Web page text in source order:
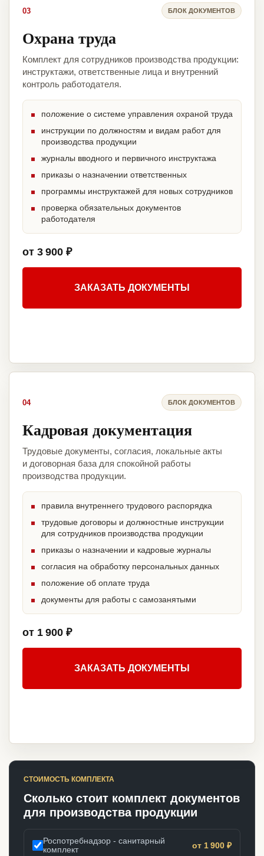
03 БЛОК ДОКУМЕНТОВ
Охрана труда
Комплект для сотрудников производства продукции:
инструктажи, ответственные лица и внутренний
контроль работодателя.
положение о системе управления охраной труда
инструкции по должностям и видам работ для
производства продукции
журналы вводного и первичного инструктажа
приказы о назначении ответственных
программы инструктажей для новых сотрудников
проверка обязательных документов
работодателя
от 3 900 ₽
ЗАКАЗАТЬ ДОКУМЕНТЫ
04 БЛОК ДОКУМЕНТОВ
Кадровая документация
Трудовые документы, согласия, локальные акты
и договорная база для спокойной работы
производства продукции.
правила внутреннего трудового распорядка
трудовые договоры и должностные инструкции
для сотрудников производства продукции
приказы о назначении и кадровые журналы
согласия на обработку персональных данных
положение об оплате труда
документы для работы с самозанятыми
от 1 900 ₽
ЗАКАЗАТЬ ДОКУМЕНТЫ
СТОИМОСТЬ КОМПЛЕКТА
Сколько стоит комплект документов
для производства продукции
Роспотребнадзор - санитарный
комплект
от 1 900 ₽